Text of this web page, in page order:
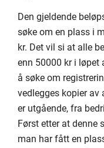
Den gjeldende
søke om en plass i
kr. Det vil si at alle
enn 50000 kr i løpet
å søke om
vedlegges kopier
er utgående, fra
Først etter at denne
man har fått en